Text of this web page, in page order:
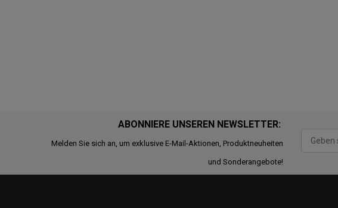
ABONNIERE UNSEREN NEWSLETTER:
Melden Sie sich an, um exklusive E-Mail-Aktionen, Produktneuheiten
und Sonderangebote!